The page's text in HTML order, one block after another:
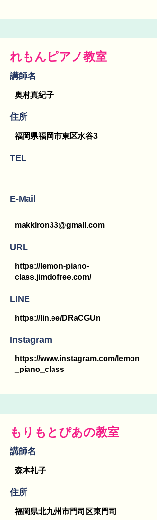
れもんピアノ教室
講師名
奥村真紀子
​住所
福岡県福岡市東区水谷3
TEL
E-Mail
makkiron33@gmail.com
URL
https://lemon-piano-
class.jimdofree.com/
LINE
https://lin.ee/DRaCGUn
Instagram
https://www.instagram.com/lemon
_piano_class
もりもとぴあの教室
講師名
森本礼子
​住所
福岡県北九州市門司区東門司